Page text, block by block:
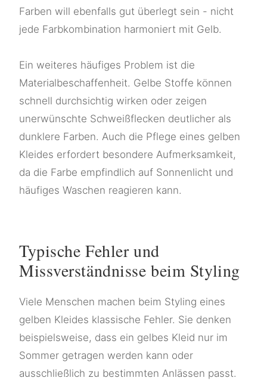
Farben will ebenfalls gut überlegt sein - nicht
jede Farbkombination harmoniert mit Gelb.
Ein weiteres häufiges Problem ist die
Materialbeschaffenheit. Gelbe Stoffe können
schnell durchsichtig wirken oder zeigen
unerwünschte Schweißflecken deutlicher als
dunklere Farben. Auch die Pflege eines gelben
Kleides erfordert besondere Aufmerksamkeit,
da die Farbe empfindlich auf Sonnenlicht und
häufiges Waschen reagieren kann.
Typische Fehler und
Missverständnisse beim Styling
Viele Menschen machen beim Styling eines
gelben Kleides klassische Fehler. Sie denken
beispielsweise, dass ein gelbes Kleid nur im
Sommer getragen werden kann oder
ausschließlich zu bestimmten Anlässen passt.